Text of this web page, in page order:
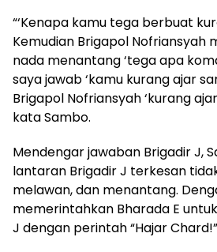
“‘Kenapa kamu tega berbuat
Kemudian Brigapol Nofriansyah
nada menantang ‘tega apa
saya jawab ‘kamu kurang ajar
Brigapol Nofriansyah ‘kurang
kata Sambo.
Mendengar jawaban Brigadir J,
lantaran Brigadir J terkesan
melawan, dan menantang.
memerintahkan Bharada E
J dengan perintah “Hajar